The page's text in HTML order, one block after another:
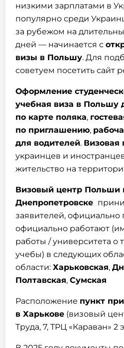
низкими зарплатами в
популярно среди
за рубежом на
дней — начинается с
визы в Польшу. Для
советуем посетить сайт
Оформление
учебная виза в Польшу
по карте поляка,
по приглашению,
для водителей. Визовая
украинцев и
жительство на
Визовый центр Польши
Днепропетровске
заявителей,
официально работают
работы / университета о
учебы) в следующих
области:Харьковская,
Полтавская,Сумская
Расположение пункт
вХарькове (визовый
Труда, 7, ТРЦ «Караван» 2